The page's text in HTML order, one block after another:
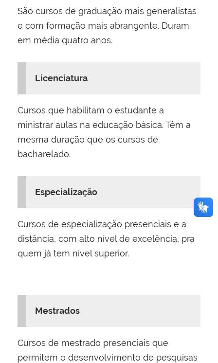
São cursos de graduação mais generalistas
e com formação mais abrangente. Duram
em média quatro anos.
Licenciatura
Cursos que habilitam o estudante a
ministrar aulas na educação básica. Têm a
mesma duração que os cursos de
bacharelado.
Especialização
Cursos de especialização presenciais e a
distância, com alto nível de excelência, pra
quem já tem nível superior.
Mestrados
Cursos de mestrado presenciais que
permitem o desenvolvimento de pesquisas